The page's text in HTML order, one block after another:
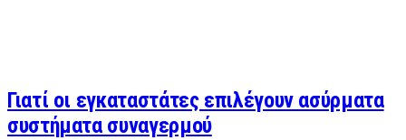
Γιατί οι εγκαταστάτες επιλέγουν ασύρματα
συστήματα συναγερμού